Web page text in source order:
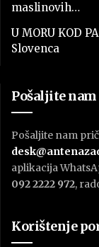
maslinovih…
U MORU KOD
Slovenca
Pošaljite
Pošaljite nam
aplikacija
092 2222 972,
Korištenje